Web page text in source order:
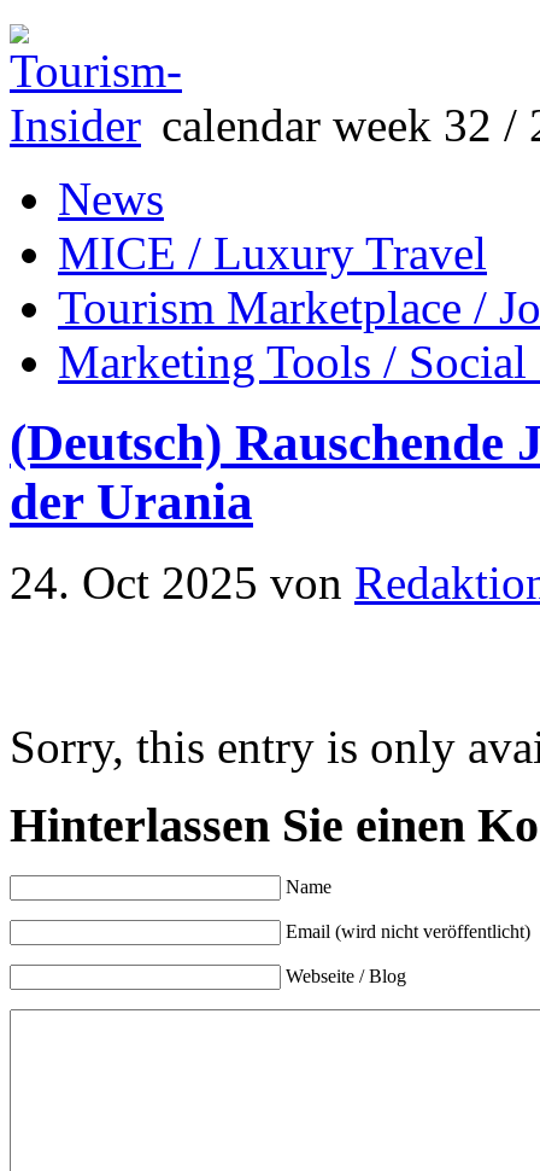
calendar week 32 /
News
MICE / Luxury Travel
Tourism Marketplace /
Marketing Tools /
(Deutsch) Rauschende
der Urania
24. Oct 2025 von
Sorry, this entry is only
Hinterlassen Sie einen
Name
Email (wird nicht veröffentlicht)
Webseite / Blog